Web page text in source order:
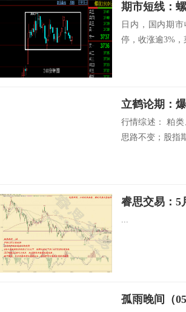
期市短线：
日内，国内期
停，收涨逾3%
行情综述： 粕
思路不变；股指
睿思交易：5
...
孤雨晚间（